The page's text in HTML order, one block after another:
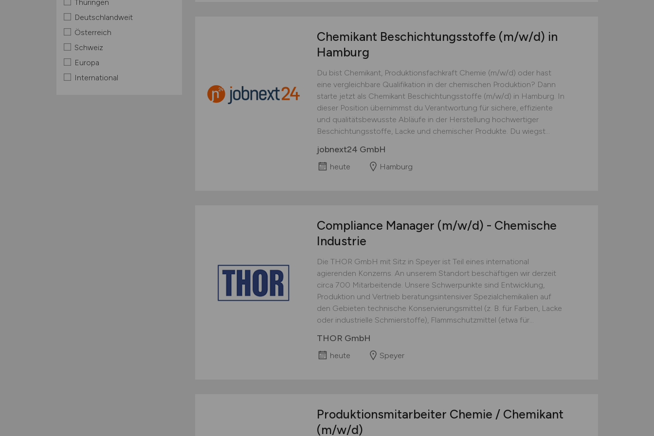
Thüringen
Deutschlandweit
Österreich
Schweiz
Europa
International
Chemikant Beschichtungsstoffe (m/w/d) in
Hamburg
Du bist Chemikant, Produktionsfachkraft Chemie (m/w/d) oder hast
eine vergleichbare Qualifikation in der chemischen Produktion? Dann
starte jetzt als Chemikant Beschichtungsstoffe (m/w/d) in Hamburg. In
dieser Position übernimmst du Verantwortung für sichere, effiziente
und qualitätsbewusste Abläufe in der Herstellung hochwertiger
Beschichtungsstoffe, Lacke und chemischer Produkte. Du wiegst...
jobnext24 GmbH
heute Hamburg
Compliance Manager (m/w/d) - Chemische
Industrie
Die THOR GmbH mit Sitz in Speyer ist Teil eines international
agierenden Konzerns. An unserem Standort beschäftigen wir derzeit
circa 700 Mitarbeitende. Unsere Schwerpunkte sind Entwicklung,
Produktion und Vertrieb beratungsintensiver Spezialchemikalien auf
den Gebieten technische Konservierungsmittel (z. B. für Farben, Lacke
oder industrielle Schmierstoffe), Flammschutzmittel (etwa für...
THOR GmbH
heute Speyer
Produktionsmitarbeiter Chemie / Chemikant
(m/w/d)